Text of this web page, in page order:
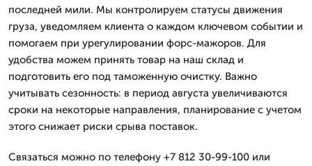
последней мили. Мы контролируем статусы движения
груза, уведомляем клиента о каждом ключевом событии и
помогаем при урегулировании форс-мажоров. Для
удобства можем принять товар на наш склад и
подготовить его под таможенную очистку. Важно
учитывать сезонность: в период августа увеличиваются
сроки на некоторые направления, планирование с учетом
этого снижает риски срыва поставок.
Связаться можно по телефону +7 812 30-99-100 или